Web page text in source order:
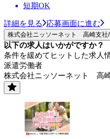
短期OK
詳細を見る 応募画面に進む
株式会社ニッソーネット 高崎支社
以下の求人はいかがですか？
条件を緩めてヒットした求人
派遣労働者
株式会社ニッソーネット 高崎